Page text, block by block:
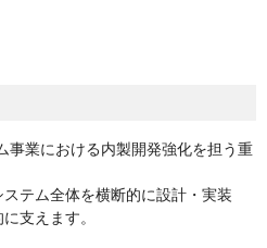
事業における内製開発強化を担う重
テム全体を横断的に設計・実装
支えます。